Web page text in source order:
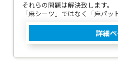
それらの問題は解決致します。
「麻シーツ」ではなく「麻パ
詳細